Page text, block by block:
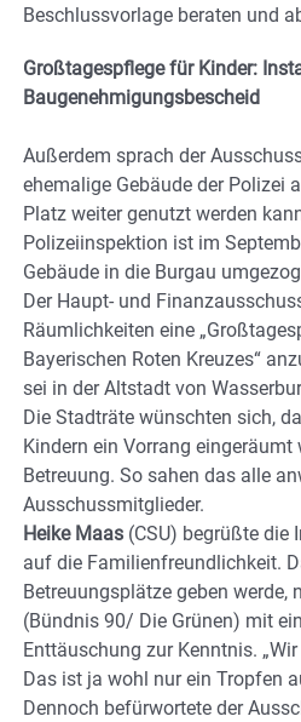
Beschlussvorlage beraten und
Großtagespflege für Kinder:
Baugenehmigungsbescheid
Außerdem sprach der
ehemalige Gebäude der Polizei
Platz weiter genutzt werden
Polizeiinspektion ist im
Gebäude in die Burgau
Der Haupt- und
Räumlichkeiten eine
Bayerischen Roten Kreuzes“
sei in der Altstadt von
Die Stadträte wünschten sich,
Kindern ein Vorrang eingeräumt
Betreuung. So sahen das alle
Ausschussmitglieder.
Heike Maas (CSU) begrüßte
auf die Familienfreundlichkeit.
Betreuungsplätze geben werde,
(Bündnis 90/ Die Grünen) mit
Enttäuschung zur Kenntnis.
Das ist ja wohl nur ein Tropfen
Dennoch befürwortete der